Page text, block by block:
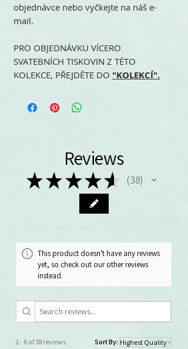
objednávce nebo vyčkejte na náš e-
mail.
PRO OBJEDNÁVKU VÍCERO
SVATEBNÍCH TISKOVIN Z TÉTO
KOLEKCE, PŘEJDĚTE DO "KOLEKCÍ".
Reviews
★ ★★★★ 38
38
This product doesn't have any reviews
yet, so check out our other reviews
instead.
1 - 6 of 38 reviews Sort By: